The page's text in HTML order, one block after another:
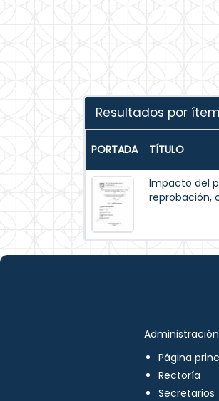
Resultados por
PORTADA TÍTULO
Impacto del
reprobación,
Página
Rectoría
Secretarios